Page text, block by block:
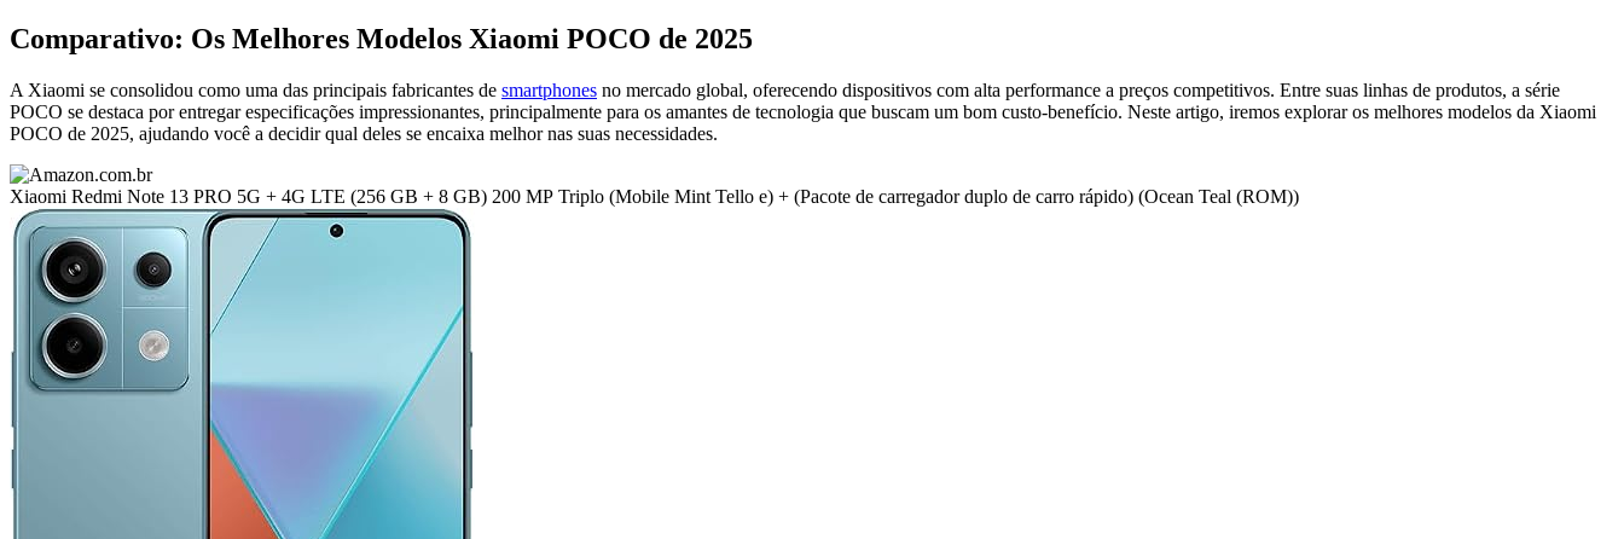
Comparativo: Os Melhores Modelos Xiaomi POCO de 2025
A Xiaomi se consolidou como uma das principais fabricantes de smartphones no mercado global, oferecendo dispositivos com alta performance a preços competitivos. Entre suas linhas de produtos, a série
POCO se destaca por entregar especificações impressionantes, principalmente para os amantes de tecnologia que buscam um bom custo-benefício. Neste artigo, iremos explorar os melhores modelos da Xiaomi
POCO de 2025, ajudando você a decidir qual deles se encaixa melhor nas suas necessidades.
Xiaomi Redmi Note 13 PRO 5G + 4G LTE (256 GB + 8 GB) 200 MP Triplo (Mobile Mint Tello e) + (Pacote de carregador duplo de carro rápido) (Ocean Teal (ROM))